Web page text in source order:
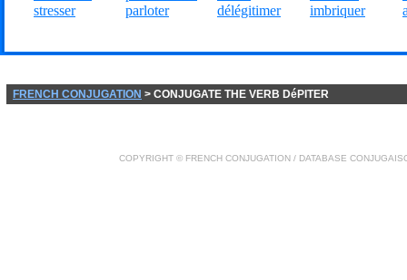
stresser
parloter
délégitimer
imbriquer
FRENCH CONJUGATION > CONJUGATE THE VERB DéPITER
COPYRIGHT © FRENCH CONJUGATION / DATABASE